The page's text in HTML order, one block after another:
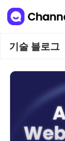
기술 블로그